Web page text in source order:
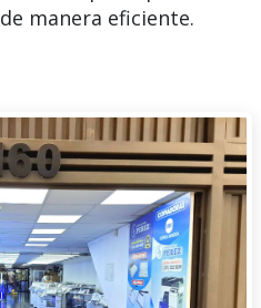
manera eficiente.